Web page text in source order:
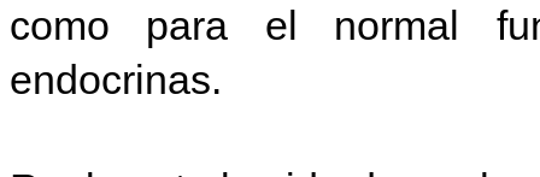
como para el normal
endocrinas.